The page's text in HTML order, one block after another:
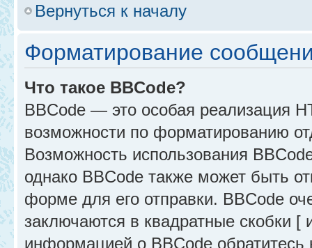
Вернуться к началу
Форматирование
Что такое BBCode?
BBCode — это особая реализация
возможности по форматированию
Возможность использования
однако BBCode также может быть
форме для его отправки. BBCode
заключаются в квадратные скобки
информацией о BBCode обратитесь